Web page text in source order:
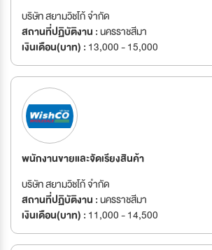
บริษัท สยามวิชโก้ จำกัด
สถานที่ปฏิบัติงาน :นครราชสีมา
เงินเดือน(บาท) : 13,000 - 15,000
พนักงานขายและจัดเรียงสินค้า
บริษัท สยามวิชโก้ จำกัด
สถานที่ปฏิบัติงาน :นครราชสีมา
เงินเดือน(บาท) : 11,000 - 14,500